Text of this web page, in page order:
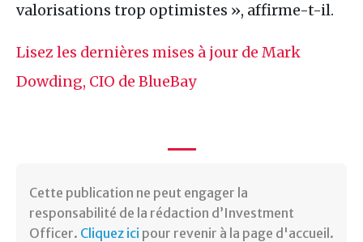
valorisations trop optimistes », affirme-t-il.
Lisez les dernières mises à jour de Mark
Dowding, CIO de BlueBay
Cette publication ne peut engager la
responsabilité de la rédaction d’Investment
Officer. Cliquez ici pour revenir à la page d'accueil.